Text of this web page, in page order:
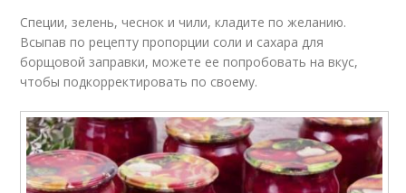
Специи, зелень, чеснок и чили, кладите по желанию.
Всыпав по рецепту пропорции соли и сахара для
борщовой заправки, можете ее попробовать на вкус,
чтобы подкорректировать по своему.